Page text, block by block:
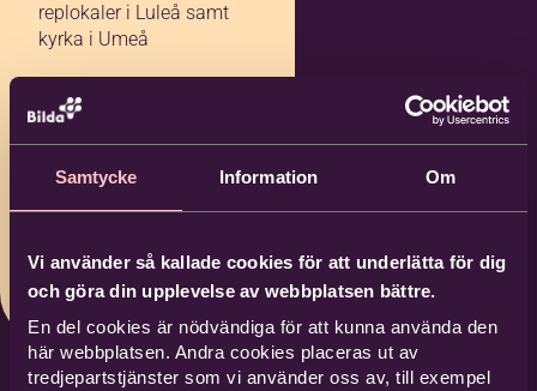
Samtycke Information Om
Vi använder så kallade cookies för att underlätta för dig
och göra din upplevelse av webbplatsen bättre.
En del cookies är nödvändiga för att kunna använda den
här webbplatsen. Andra cookies placeras ut av
tredjepartstjänster som vi använder oss av, till exempel
replokaler i Luleå samt
kyrka i Umeå
0920-236943
Bilda Luleå